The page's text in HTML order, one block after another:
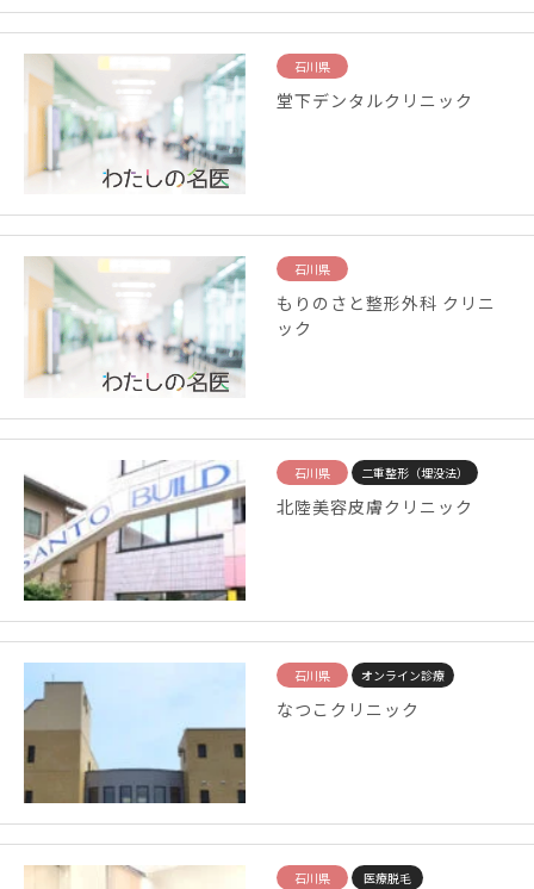
石川県
堂下デンタルクリニック
石川県
もりのさと整形外科 クリニ
ック
石川県 二重整形（埋没法）
北陸美容皮膚クリニック
石川県 オンライン診療
なつこクリニック
石川県 医療脱毛